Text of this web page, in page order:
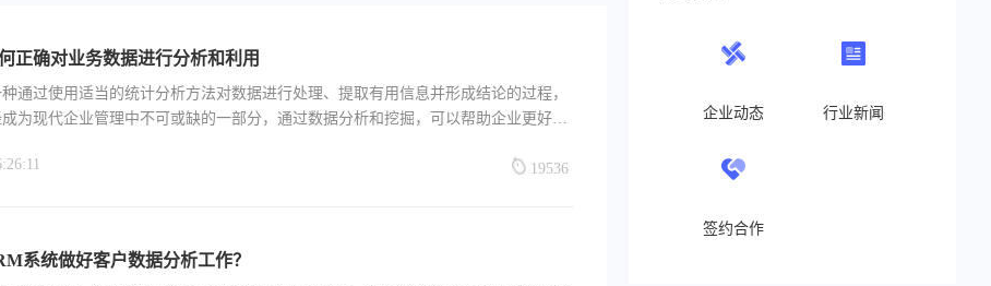
企业动态 行业新闻
签约合作
正确对业务数据进行分析和利用
通过使用适当的统计分析方法对数据进行处理、提取有用信息并形成结论的过程，
为现代企业管理中不可或缺的一部分，通过数据分析和挖掘，可以帮助企业更好地
19536
系统做好客户数据分析工作？